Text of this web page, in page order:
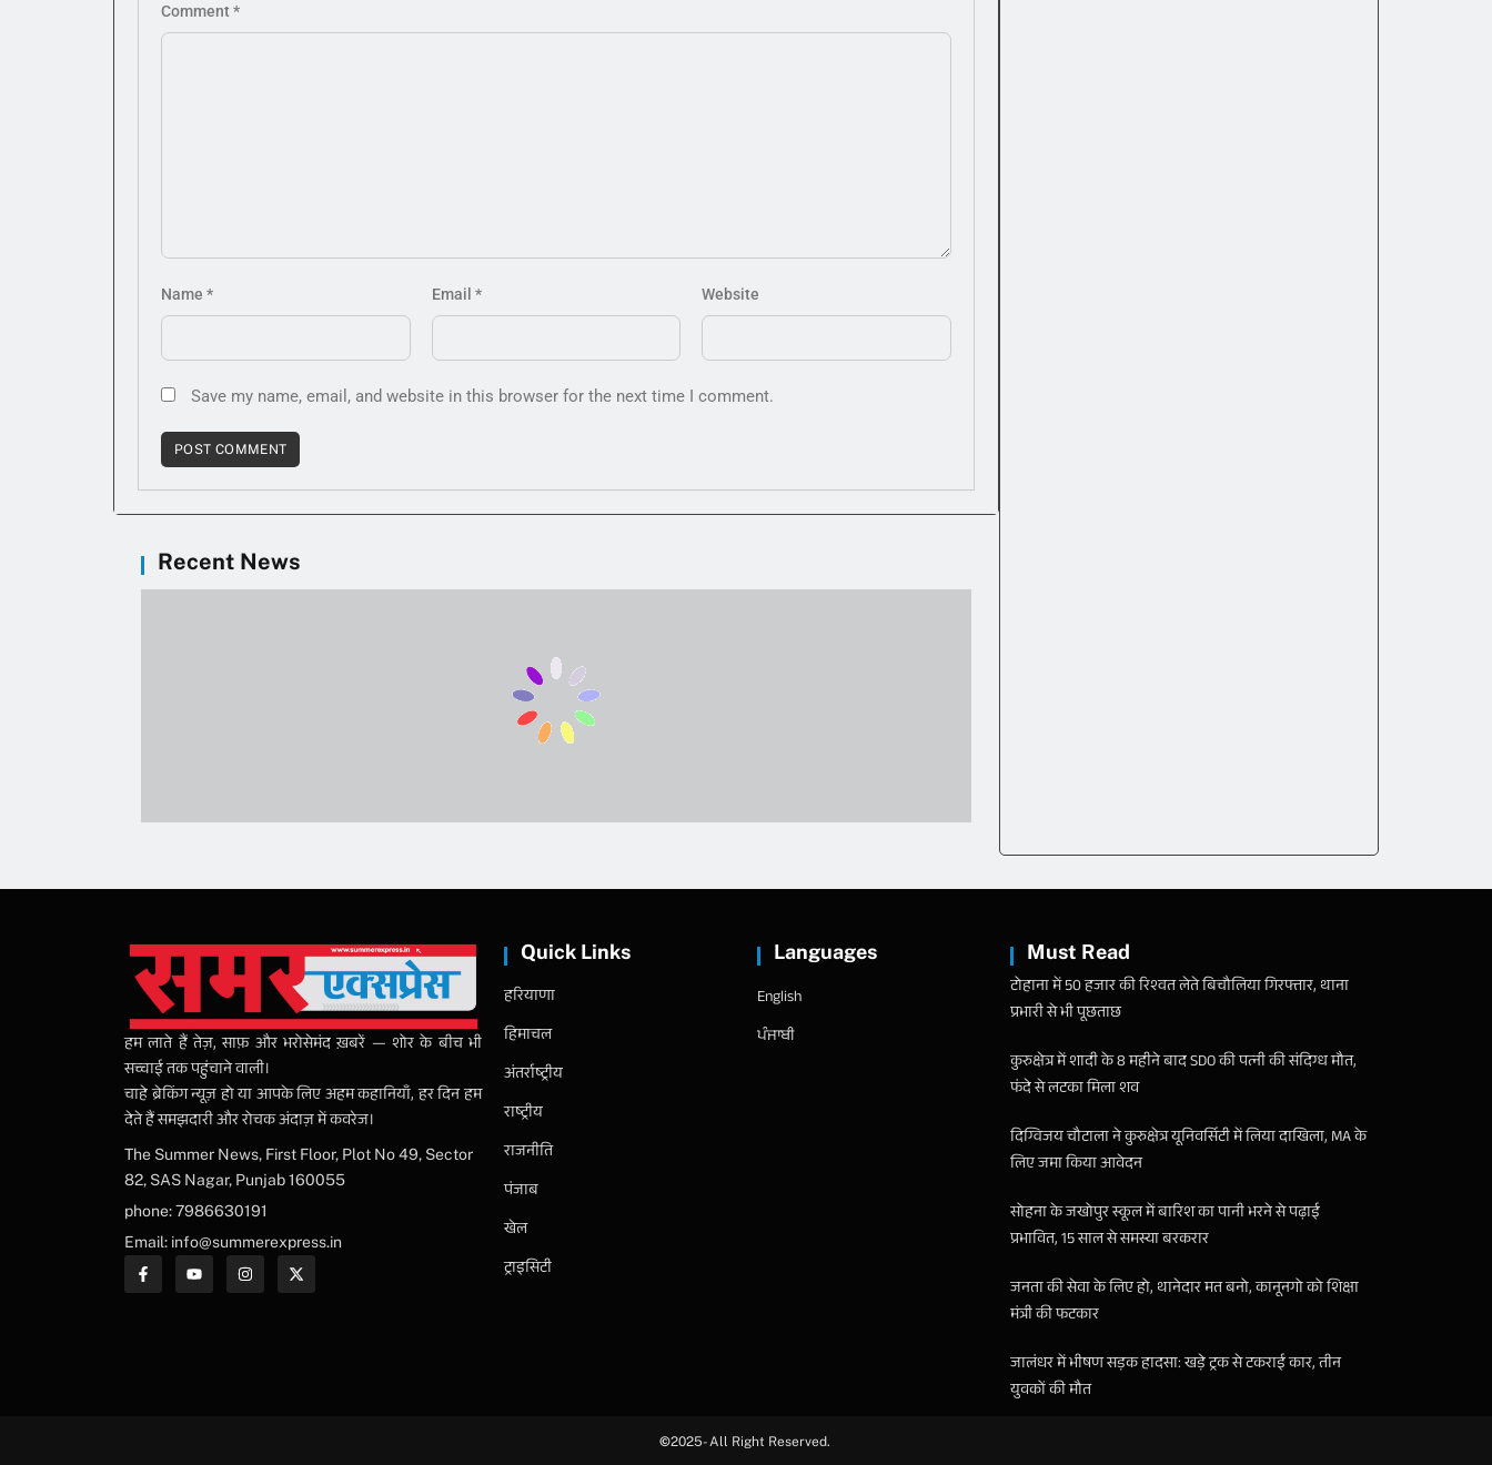
Comment*
Name * Email * Website
Save my name, email, and website in this browser for the next time I comment.
Recent News
हम लाते हैं तेज़, साफ़ और भरोसेमंद ख़बरें — शोर के बीच भी
सच्चाई तक पहुंचाने वाली।
चाहे ब्रेकिंग न्यूज़ हो या आपके लिए अहम कहानियाँ, हर दिन हम
देते हैं समझदारी और रोचक अंदाज़ में कवरेज।
The Summer News, First Floor, Plot No 49, Sector
82, SAS Nagar, Punjab 160055
phone: 7986630191
Email: info@summerexpress.in
Quick Links
हरियाणा
हिमाचल
अंतर्राष्ट्रीय
राष्ट्रीय
राजनीति
पंजाब
खेल
ट्राइसिटी
Languages
English
ਪੰਜਾਬੀ
Must Read
टोहाना में 50 हजार की रिश्वत लेते बिचौलिया गिरफ्तार, थाना
प्रभारी से भी पूछताछ
कुरुक्षेत्र में शादी के 8 महीने बाद SDO की पत्नी की संदिग्ध मौत,
फंदे से लटका मिला शव
दिग्विजय चौटाला ने कुरुक्षेत्र यूनिवर्सिटी में लिया दाखिला, MA के
लिए जमा किया आवेदन
सोहना के जखोपुर स्कूल में बारिश का पानी भरने से पढ़ाई
प्रभावित, 15 साल से समस्या बरकरार
जनता की सेवा के लिए हो, थानेदार मत बनो, कानूनगो को शिक्षा
मंत्री की फटकार
जालंधर में भीषण सड़क हादसा: खड़े ट्रक से टकराई कार, तीन
युवकों की मौत
©2025- All Right Reserved.